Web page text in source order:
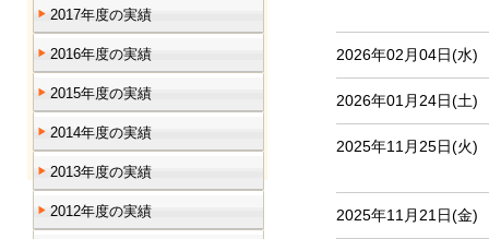
2017年度の実績
2016年度の実績
2015年度の実績
2014年度の実績
2013年度の実績
2012年度の実績
2026年02月04日(水)
2026年01月24日(土)
2025年11月25日(火)
2025年11月21日(金)